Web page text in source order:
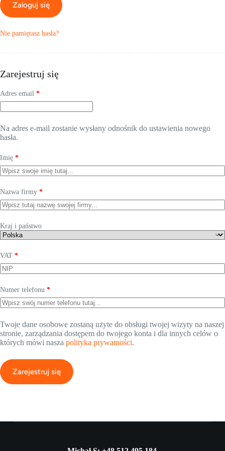
Zaloguj się
Nie pamiętasz hasła?
Zarejestruj się
Adres email *Wymagane
Na adres e-mail zostanie wysłany odnośnik do ustawienia nowego
hasła.
Imię *
Nazwa firmy *
Kraj i państwo
VAT *
Numer telefonu *
Twoje dane osobowe zostaną użyte do obsługi twojej wizyty na naszej
stronie, zarządzania dostępem do twojego konta i dla innych celów o
których mówi nasza polityka prywatności.
Zarejestruj się